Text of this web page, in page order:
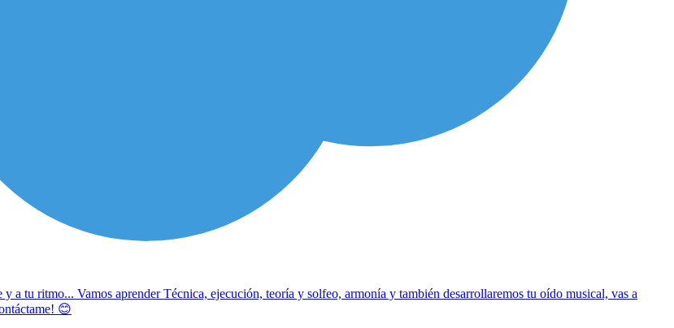
a tu ritmo... Vamos aprender Técnica, ejecución, teoría y solfeo, armonía y también desarrollaremos tu oído musical, vas a
😊